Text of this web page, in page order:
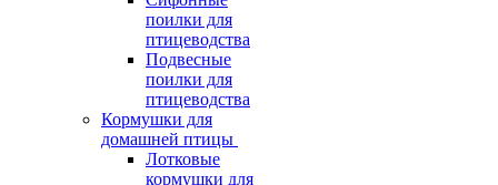
поилки для
птицеводства
Подвесные
поилки для
птицеводства
Кормушки для
домашней птицы
Лотковые
кормушки для